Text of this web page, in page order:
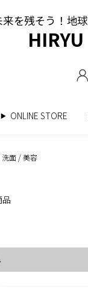
を残そう！地
HIRYU
ONLINE STORE
洗面 / 美容
品